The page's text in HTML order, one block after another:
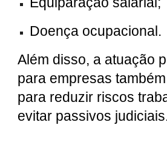
Doença ocupacional.
Além disso, a atuação
para empresas
para reduzir riscos
evitar passivos